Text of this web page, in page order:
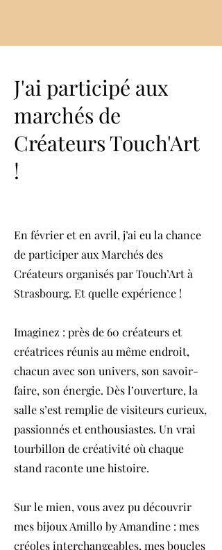
J'ai participé aux
marchés de
Créateurs Touch'Art
!
En février et en avril, j’ai eu la chance
de participer aux Marchés des
Créateurs organisés par Touch’Art à
Strasbourg. Et quelle expérience !
Imaginez : près de 60 créateurs et
créatrices réunis au même endroit,
chacun avec son univers, son savoir-
faire, son énergie. Dès l’ouverture, la
salle s’est remplie de visiteurs curieux,
passionnés et enthousiastes. Un vrai
tourbillon de créativité où chaque
stand raconte une histoire.
Sur le mien, vous avez pu découvrir
mes bijoux Amillo by Amandine : mes
créoles interchangeables, mes boucles